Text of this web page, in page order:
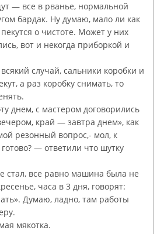
— все в рванье, нормальной
бардак. Ну думаю, мало ли как
о чистоте. Может у них
вот и некогда приборкой и
случай, сальники коробки и
а раз коробку снимать, то
днем, с мастером договорились
край — завтра днем», как
резонный вопрос,- мол, к
— ответили что шутку
стал, все равно машина была не
часа в 3 дня, говорят:
Думаю, ладно, там работы
мякотка.